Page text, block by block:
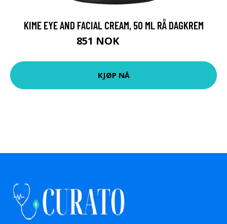
KIME EYE AND FACIAL CREAM, 50 ML RÅ DAGKREM
851 NOK
KJØP NÅ